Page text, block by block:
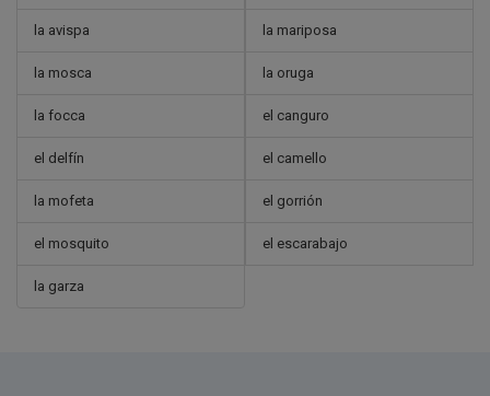
la avispa la mariposa
la mosca la oruga
la focca el canguro
el delfín el camello
la mofeta el gorrión
el mosquito el escarabajo
la garza